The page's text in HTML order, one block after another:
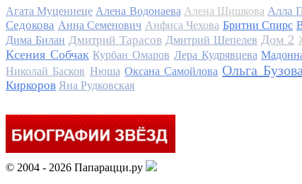
Агата Муцениеце Алена Водонаева Алена Шишкова Алла
Седокова Анна Семенович Анфиса Чехова Бритни Спирс
Дима Билан Дмитрий Тарасов Дмитрий Шепелев Дом 2
Ксения Собчак Курбан Омаров Лера Кудрявцева
Николай Басков Нюша Оксана Самойлова Ольга Бузова
Киркоров Яна Рудковская
© 2004 - 2026 Папарацци.ру